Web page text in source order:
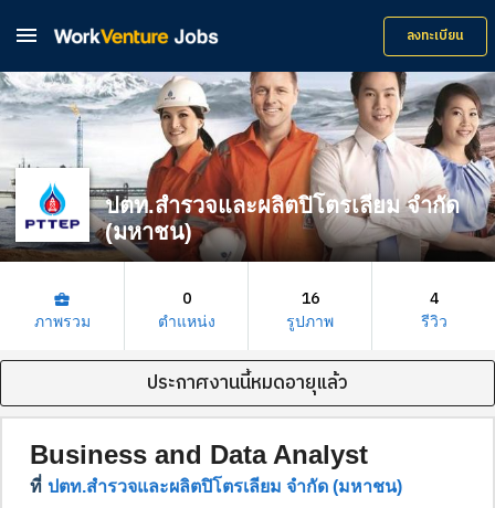
 ลงทะเบียน
ปตท.สำรวจและผลิตปิโตรเลียม จำกัด
(มหาชน)
business_center
ภาพรวม
0
ตำแหน่ง
16
รูปภาพ
4
รีวิว
ประกาศงานนี้หมดอายุแล้ว
Business and Data Analyst
ที่ ปตท.สำรวจและผลิตปิโตรเลียม จำกัด (มหาชน)